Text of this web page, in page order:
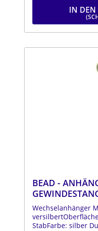
IN DEN
BEAD -
Wechselanhänger
StabFarbe: silber